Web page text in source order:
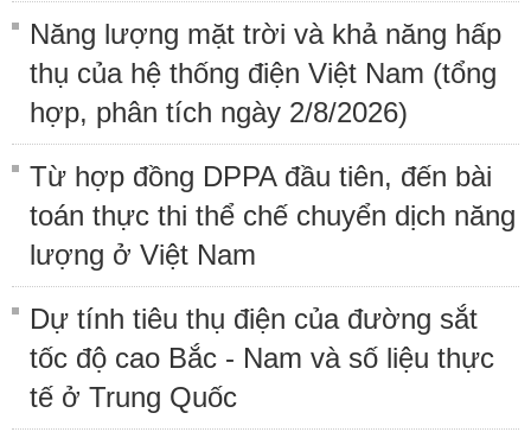
Năng lượng mặt trời và khả năng hấp
thụ của hệ thống điện Việt Nam (tổng
hợp, phân tích ngày 2/8/2026)
Từ hợp đồng DPPA đầu tiên, đến bài
toán thực thi thể chế chuyển dịch năng
lượng ở Việt Nam
Dự tính tiêu thụ điện của đường sắt
tốc độ cao Bắc - Nam và số liệu thực
tế ở Trung Quốc